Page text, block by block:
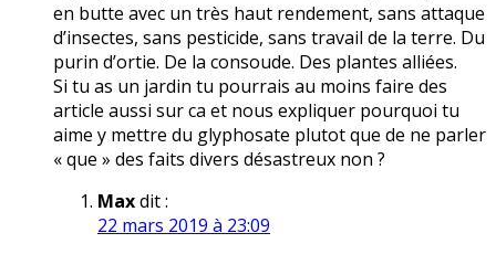
en butte avec un très haut rendement, sans attaque
d’insectes, sans pesticide, sans travail de la terre. Du
purin d’ortie. De la consoude. Des plantes alliées.
Si tu as un jardin tu pourrais au moins faire des
article aussi sur ca et nous expliquer pourquoi tu
aime y mettre du glyphosate plutot que de ne parler
« que » des faits divers désastreux non ?
Maxdit :
22 mars 2019 à 23:09